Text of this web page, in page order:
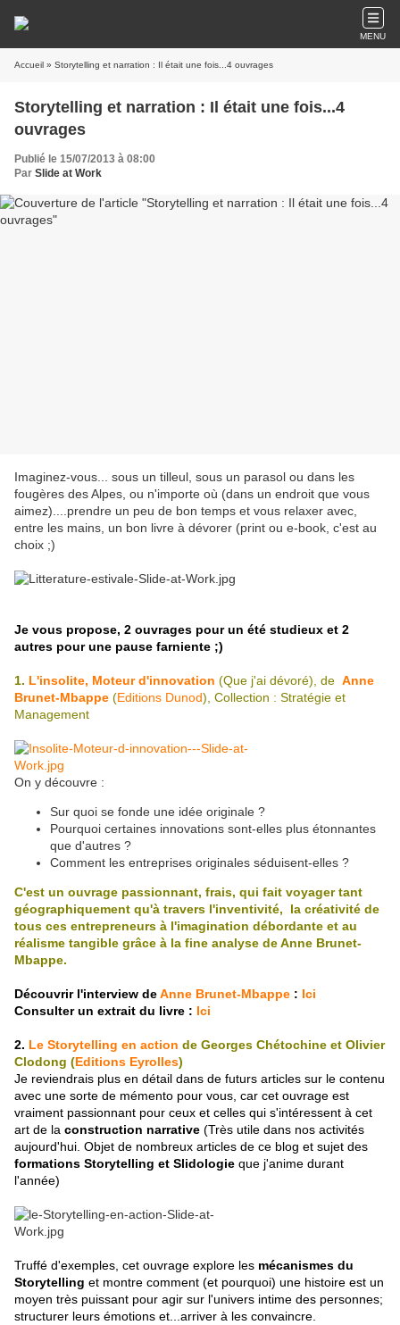
MENU
Accueil » Storytelling et narration : Il était une fois...4 ouvrages
Storytelling et narration : Il était une fois...4
ouvrages
Publié le 15/07/2013 à 08:00
Par Slide at Work
Imaginez-vous... sous un tilleul, sous un parasol ou dans les
fougères des Alpes, ou n'importe où (dans un endroit que vous
aimez)....prendre un peu de bon temps et vous relaxer avec,
entre les mains, un bon livre à dévorer (print ou e-book, c'est au
choix ;)
Je vous propose, 2 ouvrages pour un été studieux et 2
autres pour une pause farniente ;)
1. L'insolite, Moteur d'innovation (Que j'ai dévoré), de Anne
Brunet-Mbappe (Editions Dunod), Collection : Stratégie et
Management
On y découvre :
Sur quoi se fonde une idée originale ?
Pourquoi certaines innovations sont-elles plus étonnantes
que d'autres ?
Comment les entreprises originales séduisent-elles ?
C'est un ouvrage passionnant, frais, qui fait voyager tant
géographiquement qu'à travers l'inventivité, la créativité de
tous ces entrepreneurs à l'imagination débordante et au
réalisme tangible grâce à la fine analyse de Anne Brunet-
Mbappe.
Découvrir l'interview deAnne Brunet-Mbappe : Ici
Consulter un extrait du livre : Ici
2. Le Storytelling en action de Georges Chétochine et Olivier
Clodong (Editions Eyrolles)
Je reviendrais plus en détail dans de futurs articles sur le contenu
avec une sorte de mémento pour vous, car cet ouvrage est
vraiment passionnant pour ceux et celles qui s'intéressent à cet
art de la construction narrative (Très utile dans nos activités
aujourd'hui. Objet de nombreux articles de ce blog et sujet des
formations Storytelling et Slidologie que j'anime durant
l'année)
Truffé d'exemples, cet ouvrage explore les mécanismes du
Storytelling et montre comment (et pourquoi) une histoire est un
moyen très puissant pour agir sur l'univers intime des personnes;
structurer leurs émotions et...arriver à les convaincre.